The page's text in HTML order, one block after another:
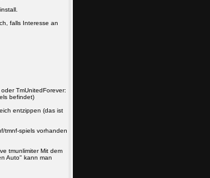
falls Interesse an
TmUnitedForever:
befindet)
entzippen (das ist
tmnf-spiels vorhanden
tmunlimiter Mit dem
Auto" kann man